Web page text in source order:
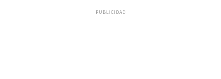
PUBLICIDAD